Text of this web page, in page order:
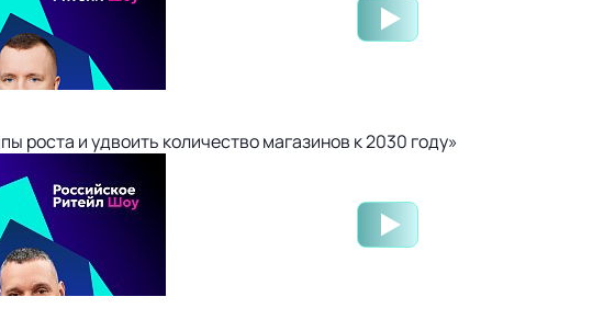
роста и удвоить количество магазинов к 2030 году»